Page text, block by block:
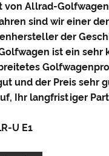
von Allrad-
sind wir einer
der
ist ein sehr
und der Preis sehr
Ihr langfristiger
U E1